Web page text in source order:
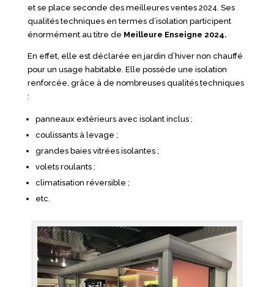
et se place seconde des meilleures ventes 2024. Ses
qualités techniques en termes d’isolation participent
énormément au titre de Meilleure Enseigne 2024.
En effet, elle est déclarée en jardin d’hiver non chauffé
pour un usage habitable. Elle possède une isolation
renforcée, grâce à de nombreuses qualités techniques
:
panneaux extérieurs avec isolant inclus ;
coulissants à levage ;
grandes baies vitrées isolantes ;
volets roulants ;
climatisation réversible ;
etc.